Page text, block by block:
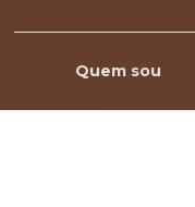
Quem sou